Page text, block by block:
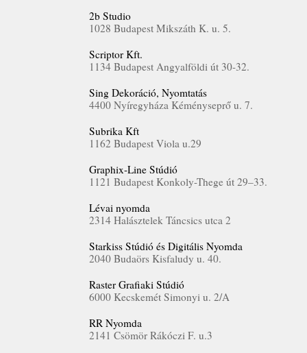
2b Studio
1028 Budapest Mikszáth K. u. 5.
Scriptor Kft.
1134 Budapest Angyalföldi út 30-32.
Sing Dekoráció, Nyomtatás
4400 Nyíregyháza Kéményseprő u. 7.
Subrika Kft
1162 Budapest Viola u.29
Graphix-Line Stúdió
1121 Budapest Konkoly­­-Thege út 29–33.
Lévai nyomda
2314 Halásztelek Táncsics utca 2
Starkiss Stúdió és Digitális Nyomda
2040 Budaörs Kisfaludy u. 40.
Raster Grafiaki Stúdió
6000 Kecskemét Simonyi u. 2/A
RR Nyomda
2141 Csömör Rákóczi F. u.3